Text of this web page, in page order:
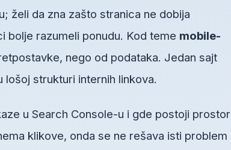
želi da zna zašto stranica ne dobija
bolje razumeli ponudu. Kod teme mobile-
nego od podataka. Jedan sajt
strukturi internih linkova.
u Search Console-u i gde postoji prostor
klikove, onda se ne rešava isti problem